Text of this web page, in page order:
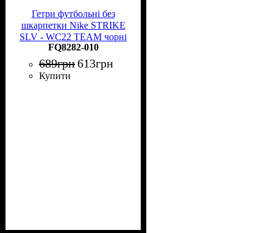
Гетри футбольні без
шкарпетки Nike STRIKE
SLV - WC22 TEAM чорні
FQ8282-010
FQ8282-010
689грн613грн
Купити